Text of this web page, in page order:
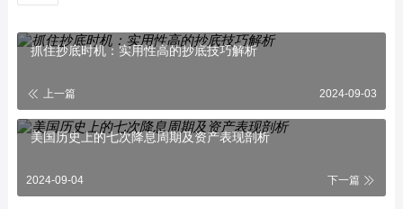
抓住抄底时机：实用性高的抄底技巧解析
上一篇 2024-09-03
美国历史上的七次降息周期及资产表现剖析
2024-09-04 下一篇